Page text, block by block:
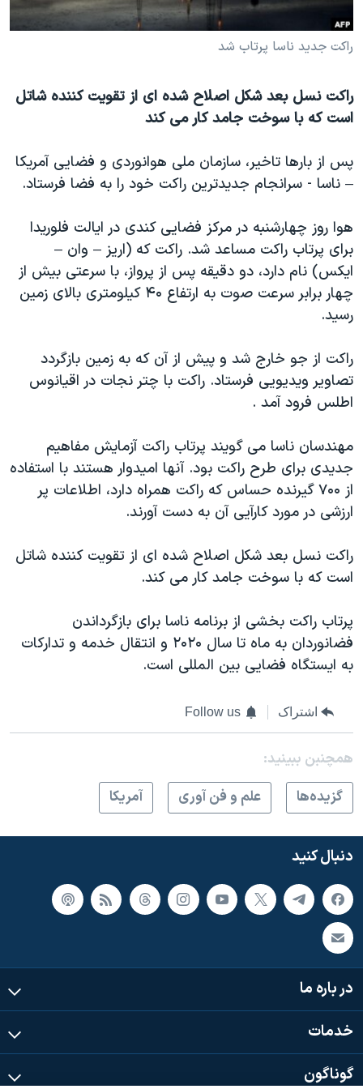
حقوق شهروندی
علم و فناوری
گالری عکس
آرشیو پخش زنده
انتخابات ریاست جمهوری آمریکا ۲۰۲۴
رمز مهسا
اعتراضات زن، زندگی، آزادی
مجموعه مستندهای دادخواهی
تریبونال مردمی آبان ۹۸
دادگاه حمید نوری
چهل سال گروگان‌گیری
قانون شفافیت دارائی کادر رهبری ایران
اسرائیل در جنگ
نرگس محمدی برنده جایزه نوبل صلح
صفحه‌های ویژه
سفر پرزیدنت ترامپ به چین
زبانهای مختلف
راکت جدید ناسا پرتاب شد
راکت نسل بعد شکل اصلاح شده ای از تقویت کننده شاتل
است که با سوخت جامد کار می کند
پس از بارها تاخیر، سازمان ملی هوانوردی و فضایی آمریکا
– ناسا - سرانجام جدیدترین راکت خود را به فضا فرستاد.
هوا روز چهارشنبه در مرکز فضایی کندی در ایالت فلوریدا
برای پرتاب راکت مساعد شد. راکت که (اریز – وان –
ایکس) نام دارد، دو دقیقه پس از پرواز، با سرعتی بیش از
چهار برابر سرعت صوت به ارتفاع ۴۰ کیلومتری بالای زمین
رسید.
راکت از جو خارج شد و پیش از آن که به زمین بازگردد
تصاویر ویدیویی فرستاد. راکت با چتر نجات در اقیانوس
اطلس فرود آمد .
مهندسان ناسا می گویند پرتاب راکت آزمایش مفاهیم
جدیدی برای طرح راکت بود. آنها امیدوار هستند با استفاده
از ۷۰۰ گیرنده حساس که راکت همراه دارد، اطلاعات پر
ارزشی در مورد کارآیی آن به دست آورند.
راکت نسل بعد شکل اصلاح شده ای از تقویت کننده شاتل
است که با سوخت جامد کار می کند.
پرتاب راکت بخشی از برنامه ناسا برای بازگرداندن
فضانوردان به ماه تا سال ۲۰۲۰ و انتقال خدمه و تدارکات
به ایستگاه فضایی بین المللی است.
اشتراک Follow us
همچنبن ببینید:
گزيده‌ها
علم و فن آوری آمريکا
دنبال کنید
در باره ما
خدمات
گوناگون